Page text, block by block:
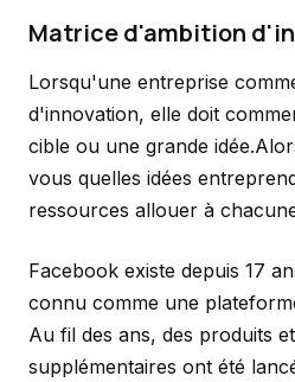
Matrice d'ambition
Lorsqu'une entreprise
d'innovation, elle doit
cible ou une grande
vous quelles idées
ressources allouer à
Facebook existe depuis 17
connu comme une
Au fil des ans, des produits
supplémentaires ont été